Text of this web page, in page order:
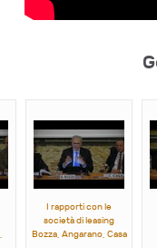
I rapporti con le
società di leasing
Bozza, Angarano, Casa